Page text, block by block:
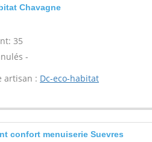
Chavagne
35
-
artisan : Dc-eco-habitat
confort menuiserie Suevres